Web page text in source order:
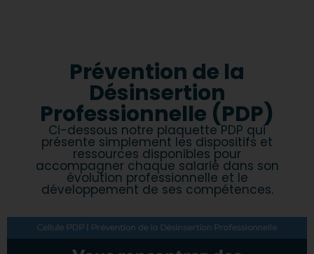
Prévention de la
Désinsertion
Professionnelle (PDP)
Ci-dessous notre plaquette PDP qui
présente simplement les dispositifs et
ressources disponibles pour
accompagner chaque salarié dans son
évolution professionnelle et le
développement de ses compétences.